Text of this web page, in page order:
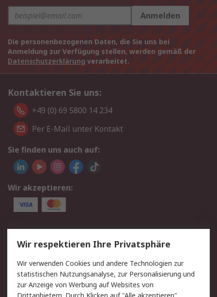
Anmelden
Die personenbezogenen Daten, die Sie uns bei
Anmeldung zur Verfügung stellen, werden gemäß der
Datenschutzerklärung verarbeitet.
Kontaktieren Sie uns:
+49 (0) 69 5800 14 234
Per E-Mail unter Kontakt
Sie finden uns auch auf:
Wir akzeptieren:
Service
Value Added Services
Lieferlösungen
Rücksendungen
Kontakt
Hilfe
Privatkunden
Wir respektieren Ihre Privatsphäre
Wir verwenden Cookies und andere Technologien zur
statistischen Nutzungsanalyse, zur Personalisierung und
zur Anzeige von Werbung auf Websites von